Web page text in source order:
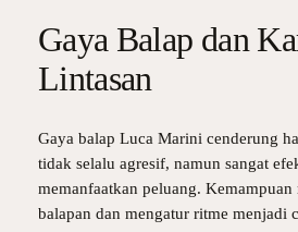
Gaya Balap dan
Lintasan
Gaya balap Luca Marini cenderung
tidak selalu agresif, namun sangat
memanfaatkan peluang. Kemampuan
balapan dan mengatur ritme menjadi